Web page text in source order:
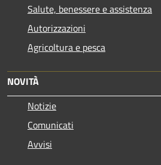
Salute, benessere e assistenza
Autorizzazioni
Agricoltura e pesca
NOVITÀ
Notizie
Comunicati
Avvisi